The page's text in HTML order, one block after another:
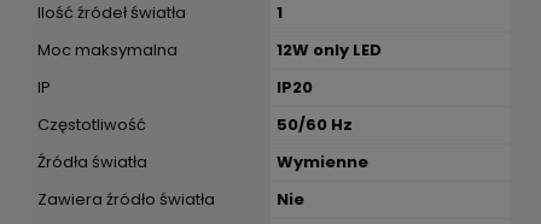
Ilość źródeł światła
1
Moc maksymalna
12W only LED
IP
IP20
Częstotliwość
50/60 Hz
Źródła światła
Wymienne
Zawiera źródło światła
Nie